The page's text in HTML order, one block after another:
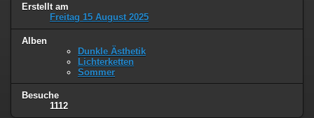
Erstellt am
Freitag 15 August 2025
Alben
Dunkle Ästhetik
Lichterketten
Sommer
Besuche
1112